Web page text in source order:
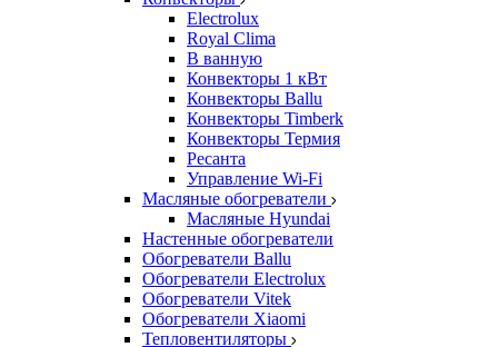
Electrolux
Royal Clima
В ванную
Конвекторы 1 кВт
Конвекторы Ballu
Конвекторы Timberk
Конвекторы Термия
Ресанта
Управление Wi-Fi
Масляные обогреватели
Масляные Hyundai
Настенные обогреватели
Обогреватели Ballu
Обогреватели Electrolux
Обогреватели Vitek
Обогреватели Xiaomi
Тепловентиляторы